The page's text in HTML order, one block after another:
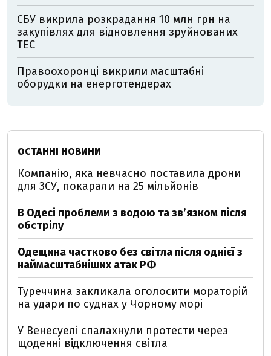
СБУ викрила розкрадання 10 млн грн на
закупівлях для відновлення зруйнованих
ТЕС
Правоохоронці викрили масштабні
оборудки на енерготендерах
ОСТАННІ НОВИНИ
Компанію, яка невчасно поставила дрони
для ЗСУ, покарали на 25 мільйонів
В Одесі проблеми з водою та звʼязком після
обстрілу
Одещина частково без світла після однієї з
наймасштабніших атак РФ
Туреччина закликала оголосити мораторій
на удари по суднах у Чорному морі
У Венесуелі спалахнули протести через
щоденні відключення світла